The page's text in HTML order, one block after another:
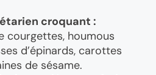
croquant :
courgettes, houmous
d’épinards, carottes
de sésame.